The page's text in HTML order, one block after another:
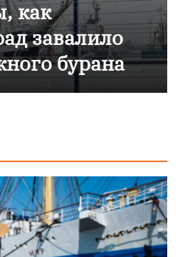
как в
ТЦ из-за
о